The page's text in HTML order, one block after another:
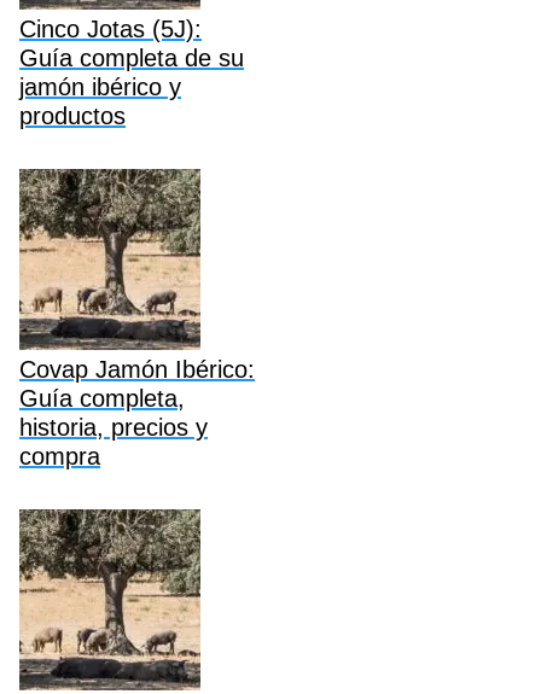
Cinco Jotas (5J):
Guía completa de su
jamón ibérico y
productos
Covap Jamón Ibérico:
Guía completa,
historia, precios y
compra